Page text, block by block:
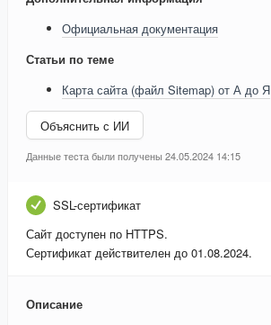
Официальная документация
Статьи по теме
Карта сайта (файл Sitemap) от А до Я
Объяснить с ИИ
Данные теста были получены 24.05.2024 14:15
SSL-сертификат
Сайт доступен по HTTPS.
Сертификат действителен до 01.08.2024.
Описание